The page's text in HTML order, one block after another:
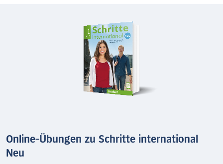
Online-Übungen zu Schritte international
Neu